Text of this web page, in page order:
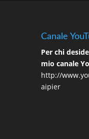
Canale
Per chi
mio canale
http://
aipier